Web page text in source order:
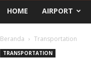
HOME AIRPORT
Beranda Transportation
TRANSPORTATION